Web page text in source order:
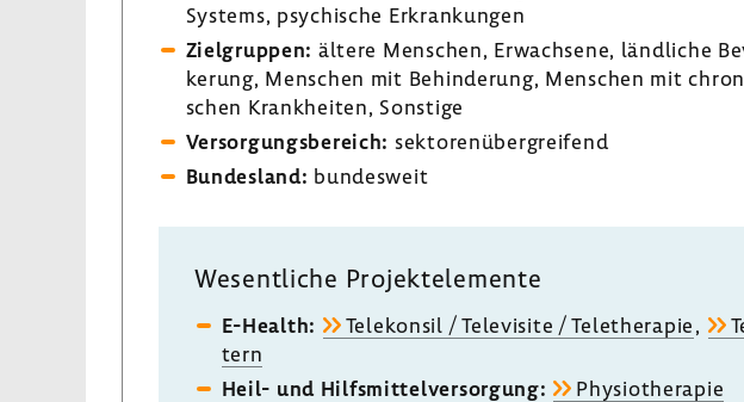
Systems, psychi­sche Erkran­kungen
Ziel­gruppen: ältere Menschen, Erwach­sene, länd­liche
ke­rung, Menschen mit Behin­de­rung, Menschen mit
schen Krank­heiten, Sons­tige
Versor­gungs­be­reich: sekto­ren­über­grei­fend
Bundes­land: bundes­weit
Wesent­liche Projekt­ele­mente
E-​Health: Tele­konsil / Tele­vi­site / Tele­the­rapie,
tern
Heil- und Hilfs­mit­tel­ver­sor­gung:
Physio­the­rapie